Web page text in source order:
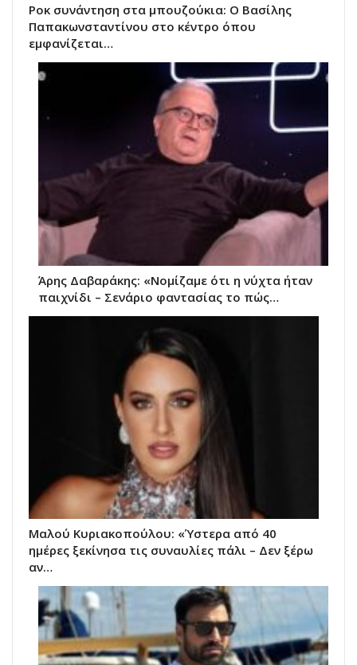
Ροκ συνάντηση στα μπουζούκια: Ο Βασίλης
Παπακωνσταντίνου στο κέντρο όπου
εμφανίζεται…
Άρης Δαβαράκης: «Νομίζαμε ότι η νύχτα ήταν
παιχνίδι – Σενάριο φαντασίας το πώς…
Μαλού Κυριακοπούλου: «Ύστερα από 40
ημέρες ξεκίνησα τις συναυλίες πάλι – Δεν ξέρω
αν…